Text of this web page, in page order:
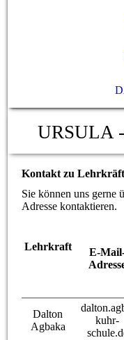
URSULA
Kontakt zu
Sie können uns gerne
Adresse kontaktieren.
Lehrkraft
E-
Dalton
Agbaka
kuhr-